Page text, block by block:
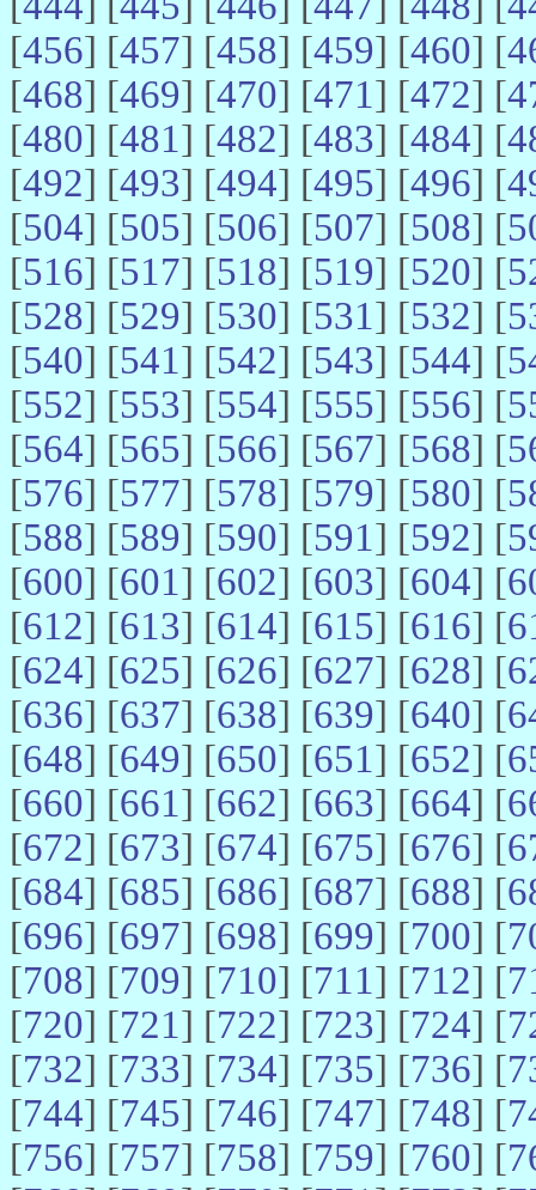
[456] [457] [458] [459] [460] [
[468] [469] [470] [471] [472] [
[480] [481] [482] [483] [484] [
[492] [493] [494] [495] [496] [
[504] [505] [506] [507] [508] [
[516] [517] [518] [519] [520] [
[528] [529] [530] [531] [532] [
[540] [541] [542] [543] [544] [
[552] [553] [554] [555] [556] [
[564] [565] [566] [567] [568] [
[576] [577] [578] [579] [580] [
[588] [589] [590] [591] [592] [
[600] [601] [602] [603] [604] [
[612] [613] [614] [615] [616] [
[624] [625] [626] [627] [628] [
[636] [637] [638] [639] [640] [
[648] [649] [650] [651] [652] [
[660] [661] [662] [663] [664] [
[672] [673] [674] [675] [676] [
[684] [685] [686] [687] [688] [
[696] [697] [698] [699] [700] [
[708] [709] [710] [711] [712] [
[720] [721] [722] [723] [724] [
[732] [733] [734] [735] [736] [
[744] [745] [746] [747] [748] [
[756] [757] [758] [759] [760] [